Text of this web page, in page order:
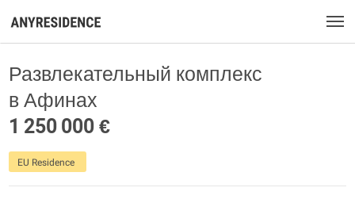
Развлекательный комплекс
в Афинах
1 250 000 €
EU Residence